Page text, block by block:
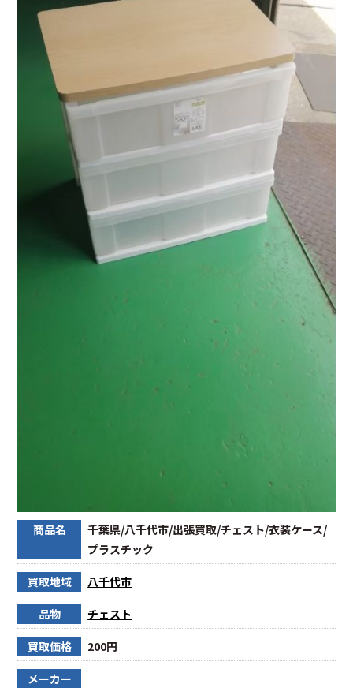
商品名
千葉県/八千代市/出張買取/チェスト/衣装ケース/
プラスチック
買取地域 八千代市
品物 チェスト
買取価格 200円
メーカー